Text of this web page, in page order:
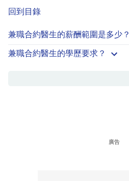
回到目錄
兼職合約醫生的薪酬範圍是多少？
兼職合約醫生的學歷要求？
廣告